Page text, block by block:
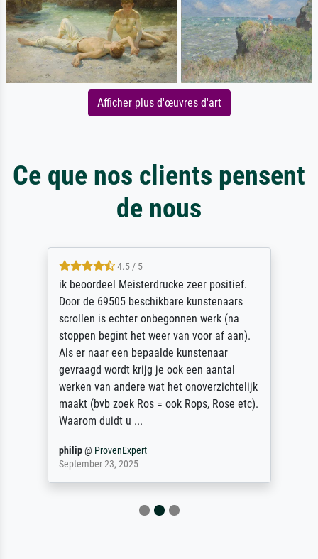
Afficher plus d'œuvres d'art
Ce que nos clients pensent
de nous
4.5 / 5
ik beoordeel Meisterdrucke zeer positief.
Door de 69505 beschikbare kunstenaars
scrollen is echter onbegonnen werk (na
stoppen begint het weer van voor af aan).
Als er naar een bepaalde kunstenaar
gevraagd wordt krijg je ook een aantal
werken van andere wat het onoverzichtelijk
maakt (bvb zoek Ros = ook Rops, Rose etc).
Waarom duidt u ...
philip@ ProvenExpert
September 23, 2025